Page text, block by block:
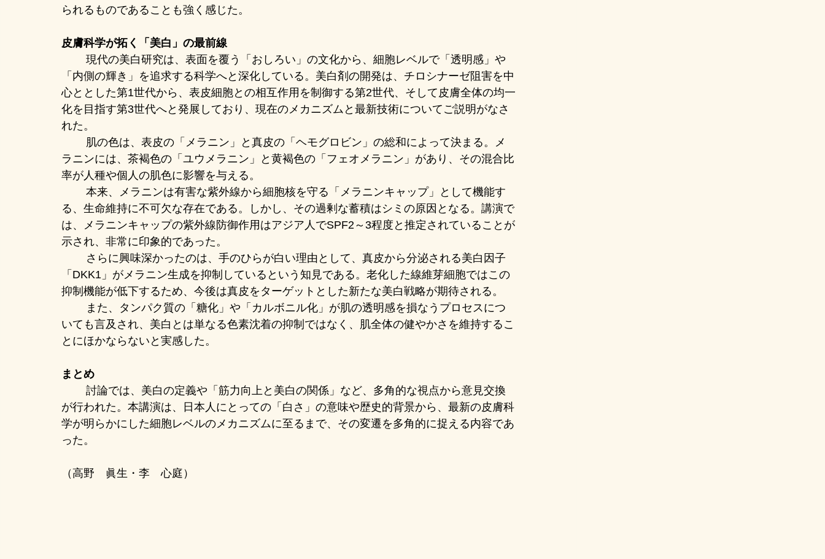
られるものであることも強く感じた。
皮膚科学が拓く「美白」の最前線
「内側の輝き」を追求する科学へと深化している。美白剤の開発は、チロシナーゼ阻害を中
心ととした第1世代から、表皮細胞との相互作用を制御する第2世代、そして皮膚全体の均一
化を目指す第3世代へと発展しており、現在のメカニズムと最新技術についてご説明がなさ
れた。
ラニンには、茶褐色の「ユウメラニン」と黄褐色の「フェオメラニン」があり、その混合比
率が人種や個人の肌色に影響を与える。
る、生命維持に不可欠な存在である。しかし、その過剰な蓄積はシミの原因となる。講演で
は、メラニンキャップの紫外線防御作用はアジア人でSPF2～3程度と推定されていることが
示され、非常に印象的であった。
「DKK1」がメラニン生成を抑制しているという知見である。老化した線維芽細胞ではこの
抑制機能が低下するため、今後は真皮をターゲットとした新たな美白戦略が期待される。
いても言及され、美白とは単なる色素沈着の抑制ではなく、肌全体の健やかさを維持するこ
とにほかならないと実感した。
まとめ
が行われた。本講演は、日本人にとっての「白さ」の意味や歴史的背景から、最新の皮膚科
学が明らかにした細胞レベルのメカニズムに至るまで、その変遷を多角的に捉える内容であ
った。
（高野　眞生・李　心庭）